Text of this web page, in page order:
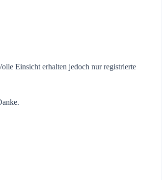
Einsicht erhalten jedoch nur registrierte